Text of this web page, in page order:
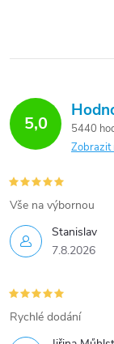
5,0
5440
Zobrazit
Stanislav
7.8.2026
Vše na výbornou
Rychlé dodání